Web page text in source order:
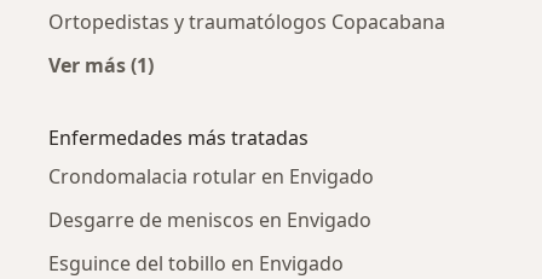
Ortopedistas y traumatólogos Copacabana
Ver más (1)
Enfermedades más tratadas
Crondomalacia rotular en Envigado
Desgarre de meniscos en Envigado
Esguince del tobillo en Envigado